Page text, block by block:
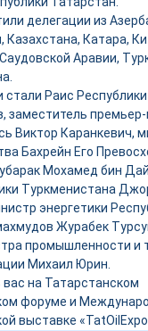
делегации из
Казахстана, Катара,
Аравии,
Раис
заместитель
Виктор Каранкевич,
Бахрейн Его
Мохамед бин
Туркменистана
энергетики
Журабек
промышленности и
Михаил Юрин.
на Татарстанском
форуме и
выставке